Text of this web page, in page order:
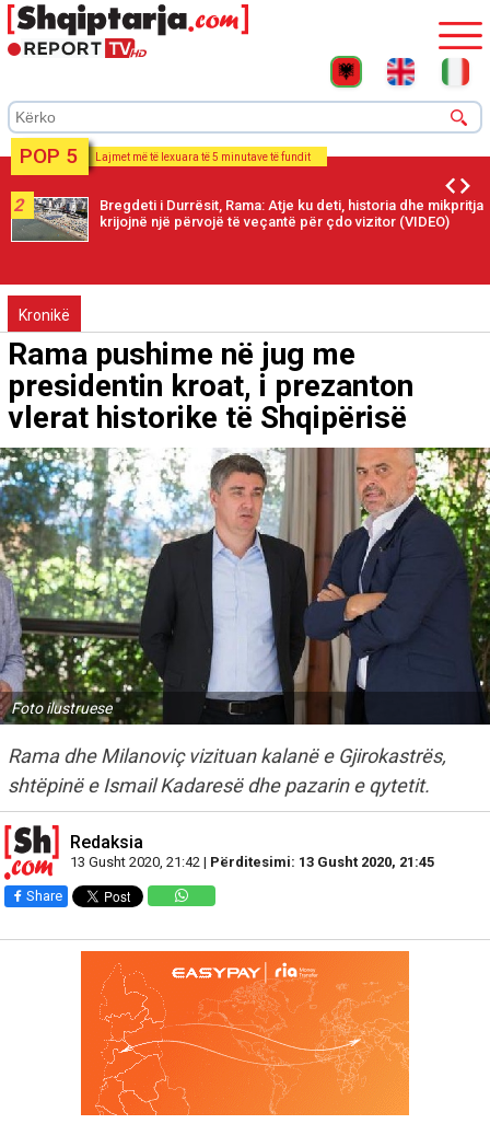
POP 5 Lajmet më të lexuara të 5 minutave të fundit
2
Bregdeti i Durrësit, Rama: Atje ku deti, historia dhe mikpritja
krijojnë një përvojë të veçantë për çdo vizitor (VIDEO)
Kronikë
Rama pushime në jug me
presidentin kroat, i prezanton
vlerat historike të Shqipërisë
Foto ilustruese
Rama dhe Milanoviç vizituan kalanë e Gjirokastrës,
shtëpinë e Ismail Kadaresë dhe pazarin e qytetit.
Redaksia
13 Gusht 2020, 21:42 | Përditesimi: 13 Gusht 2020, 21:45
Share